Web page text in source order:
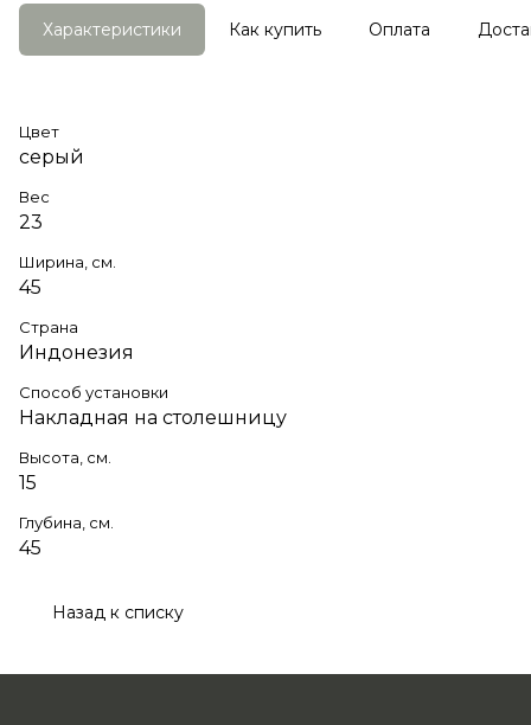
Характеристики Как купить Оплата
Цвет
серый
Вес
23
Ширина, см.
45
Страна
Индонезия
Способ установки
Накладная на столешницу
Высота, см.
15
Глубина, см.
45
Назад к списку